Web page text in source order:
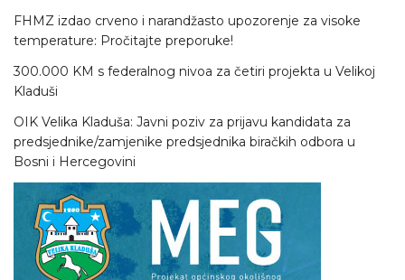
FHMZ izdao crveno i narandžasto upozorenje za visoke
temperature: Pročitajte preporuke!
300.000 KM s federalnog nivoa za četiri projekta u Velikoj
Kladuši
OIK Velika Kladuša: Javni poziv za prijavu kandidata za
predsjednike/zamjenike predsjednika biračkih odbora u
Bosni i Hercegovini